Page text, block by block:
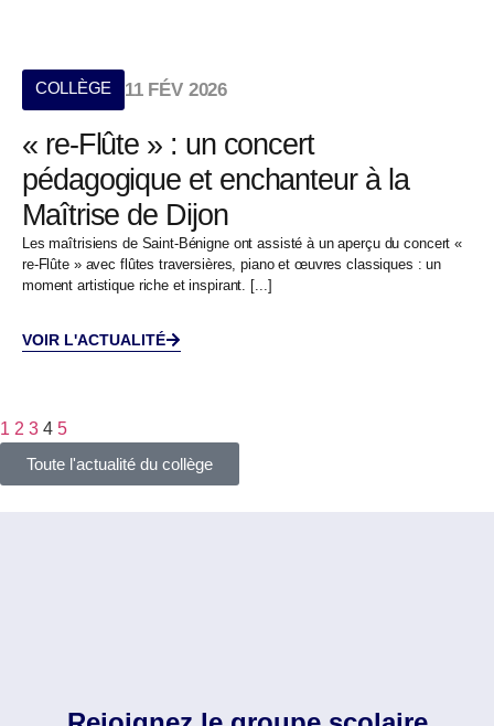
COLLÈGE 11 FÉV 2026
« re-Flûte » : un concert
pédagogique et enchanteur à la
Maîtrise de Dijon
Les maîtrisiens de Saint-Bénigne ont assisté à un aperçu du concert «
re-Flûte » avec flûtes traversières, piano et œuvres classiques : un
moment artistique riche et inspirant. [...]
VOIR L'ACTUALITÉ
1 2 3 4 5
Toute l'actualité du collège